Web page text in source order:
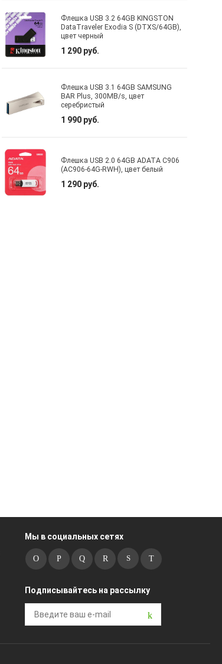
Флешка USB 3.2 64GB KINGSTON
DataTraveler Exodia S (DTXS/64GB),
цвет черный
1 290 руб.
Флешка USB 3.1 64GB SAMSUNG
BAR Plus, 300MB/s, цвет
серебристый
1 990 руб.
Флешка USB 2.0 64GB ADATA C906
(AC906-64G-RWH), цвет белый
1 290 руб.
Мы в социальных сетях
Подписывайтесь на рассылку